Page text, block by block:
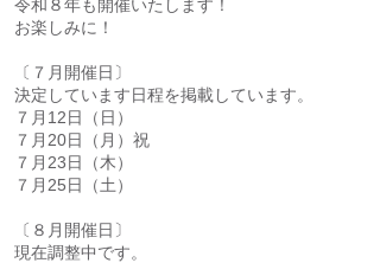
​令和８年も開催いたします！
お楽しみに！​
〔７月開催日〕​
決定しています日程を掲載しています。
７月12日（日）
７月20日（月）祝
７月23日（木）
７月25日（土）
〔８月開催日〕
現在調整中です。